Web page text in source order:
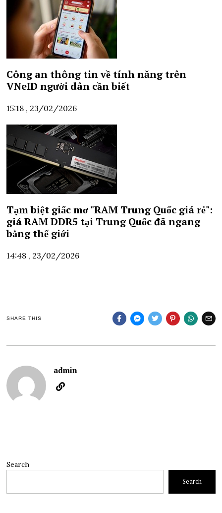
Công an thông tin về tính năng trên
VNeID người dân cần biết
15:18 , 23/02/2026
Tạm biệt giấc mơ "RAM Trung Quốc giá rẻ":
giá RAM DDR5 tại Trung Quốc đã ngang
bằng thế giới
14:48 , 23/02/2026
SHARE THIS
admin
Search
Search